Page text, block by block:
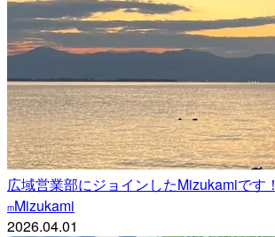
広域営業部にジョインしたMizukamiです！
mMizukami
2026.04.01